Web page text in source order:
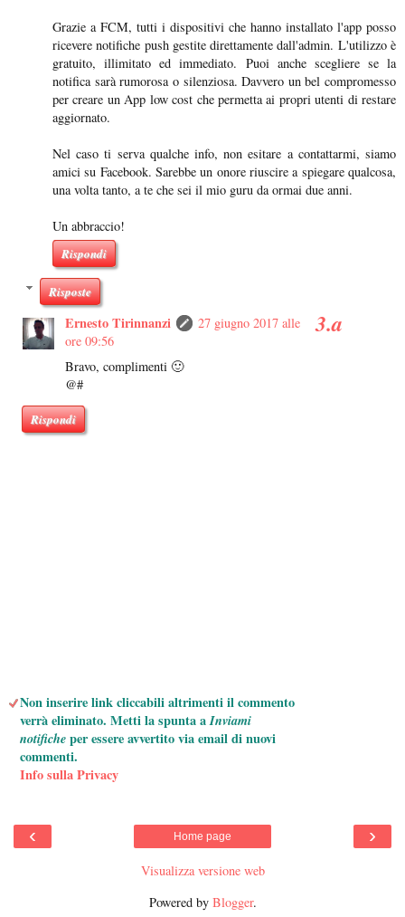
Grazie a FCM, tutti i dispositivi che hanno installato l'app posso
ricevere notifiche push gestite direttamente dall'admin. L'utilizzo è
gratuito, illimitato ed immediato. Puoi anche scegliere se la
notifica sarà rumorosa o silenziosa. Davvero un bel compromesso
per creare un App low cost che permetta ai propri utenti di restare
aggiornato.
Nel caso ti serva qualche info, non esitare a contattarmi, siamo
amici su Facebook. Sarebbe un onore riuscire a spiegare qualcosa,
una volta tanto, a te che sei il mio guru da ormai due anni.
Un abbraccio!
Rispondi
Risposte
Ernesto Tirinnanzi
27 giugno 2017 alle
ore 09:56
Bravo, complimenti 🙂
@#
Rispondi
Non inserire link cliccabili altrimenti il commento
verrà eliminato. Metti la spunta aInviami
notificheper essere avvertito via email di nuovi
commenti.
Info sulla Privacy
‹ ›
Home page
Visualizza versione web
Powered by Blogger.